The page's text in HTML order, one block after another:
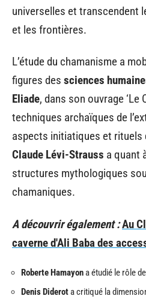
universelles et transcendent
et les frontières.
L’étude du chamanisme a
figures des sciences
Eliade, dans son ouvrage ‘Le
techniques archaïques de
aspects initiatiques et
Claude Lévi-Strauss a quant
structures mythologiques
chamaniques.
A découvrir également :Au
caverne d'Ali Baba des
Roberte Hamayona étudié le rôle
Denis Diderota critiqué la